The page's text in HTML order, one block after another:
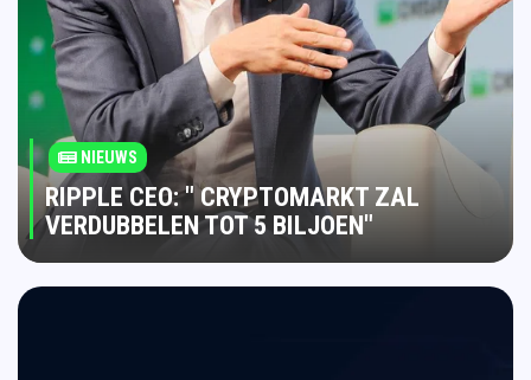
NIEUWS
RIPPLE CEO: " CRYPTOMARKT ZAL
VERDUBBELEN TOT 5 BILJOEN"